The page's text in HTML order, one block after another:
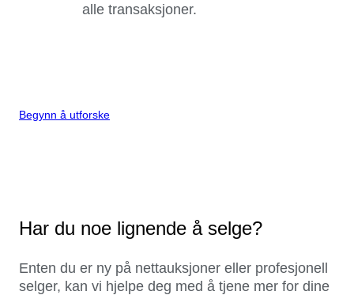
alle transaksjoner.
Begynn å utforske
Har du noe lignende å selge?
Enten du er ny på nettauksjoner eller profesjonell
selger, kan vi hjelpe deg med å tjene mer for dine